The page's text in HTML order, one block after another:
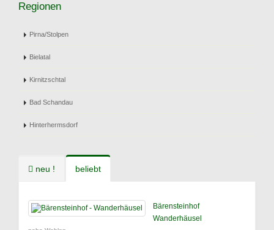
Regionen
Pirna/Stolpen
Bielatal
Kirnitzschtal
Bad Schandau
Hinterhermsdorf
neu ! beliebt
Bärensteinhof
Wanderhäusel